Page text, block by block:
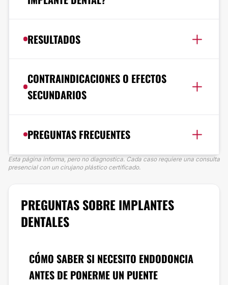
RESULTADOS
CONTRAINDICACIONES O EFECTOS
SECUNDARIOS
PREGUNTAS FRECUENTES
Esta página informa, pero no diagnostica. Cada caso requiere una consulta
presencial con un cirujano plástico certificado.
PREGUNTAS SOBRE IMPLANTES
DENTALES
CÓMO SABER SI NECESITO ENDODONCIA
ANTES DE PONERME UN PUENTE